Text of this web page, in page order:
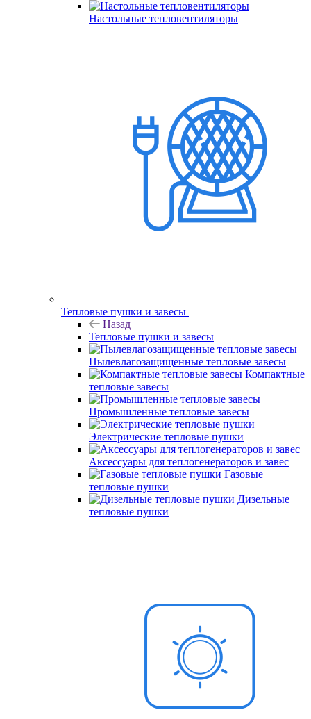
Настольные тепловентиляторы
Тепловые пушки и завесы
Назад
Тепловые пушки и завесы
Пылевлагозащищенные тепловые завесы
Компактные
тепловые завесы
Промышленные тепловые завесы
Электрические тепловые пушки
Аксессуары для теплогенераторов и завес
Газовые
тепловые пушки
Дизельные
тепловые пушки